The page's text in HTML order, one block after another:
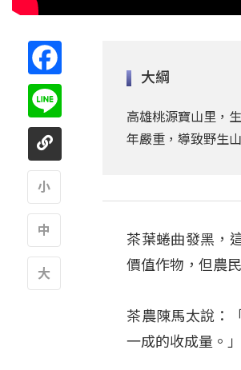
大綱
高雄桃源寶山里，
年嚴重，導致野生
茶葉蜷曲發黑，
價值作物，但農
茶農陳馬太說：
一成的收成量。」